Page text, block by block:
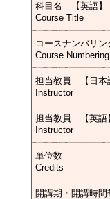
科目名 【英語】
Course Title
コースナンバリン
Course
担当教員 【日本
Instructor
担当教員 【英語
Instructor
単位数
Credits
開講期・開講時間